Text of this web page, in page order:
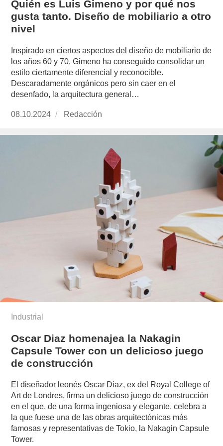
Quién es Luis Gimeno y por qué nos
gusta tanto. Diseño de mobiliario a otro
nivel
Inspirado en ciertos aspectos del diseño de mobiliario de
los años 60 y 70, Gimeno ha conseguido consolidar un
estilo ciertamente diferencial y reconocible.
Descaradamente orgánicos pero sin caer en el
desenfado, la arquitectura general…
Publicado
08.10.2024 https://www.experimenta.es/author/redaccion/
Redacción
Industrial
Oscar Diaz homenajea la Nakagin
Capsule Tower con un delicioso juego
de construcción
El diseñador leonés Oscar Diaz, ex del Royal College of
Art de Londres, firma un delicioso juego de construcción
en el que, de una forma ingeniosa y elegante, celebra a
la que fuese una de las obras arquitectónicas más
famosas y representativas de Tokio, la Nakagin Capsule
Tower.